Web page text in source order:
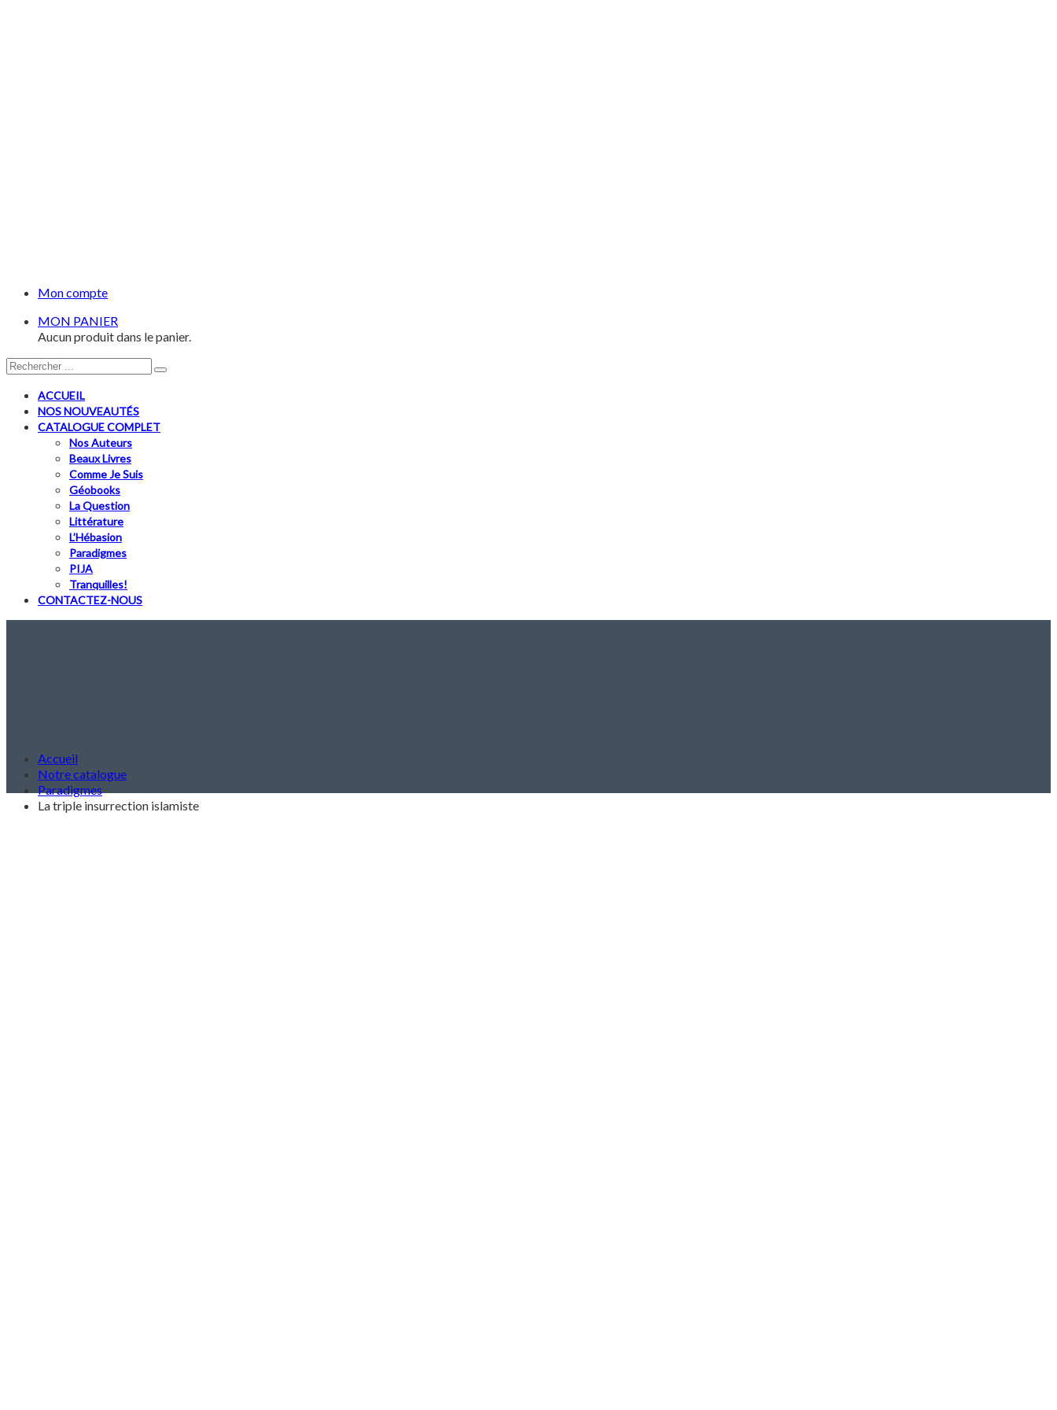
Mon compte
MON PANIER
Aucun produit dans le panier.
ACCUEIL
NOS NOUVEAUTÉS
CATALOGUE COMPLET
Nos Auteurs
Beaux Livres
Comme Je Suis
Géobooks
La Question
Littérature
L’Hébasion
Paradigmes
PIJA
Tranquilles!
CONTACTEZ-NOUS
Accueil
Notre catalogue
Paradigmes
La triple insurrection islamiste